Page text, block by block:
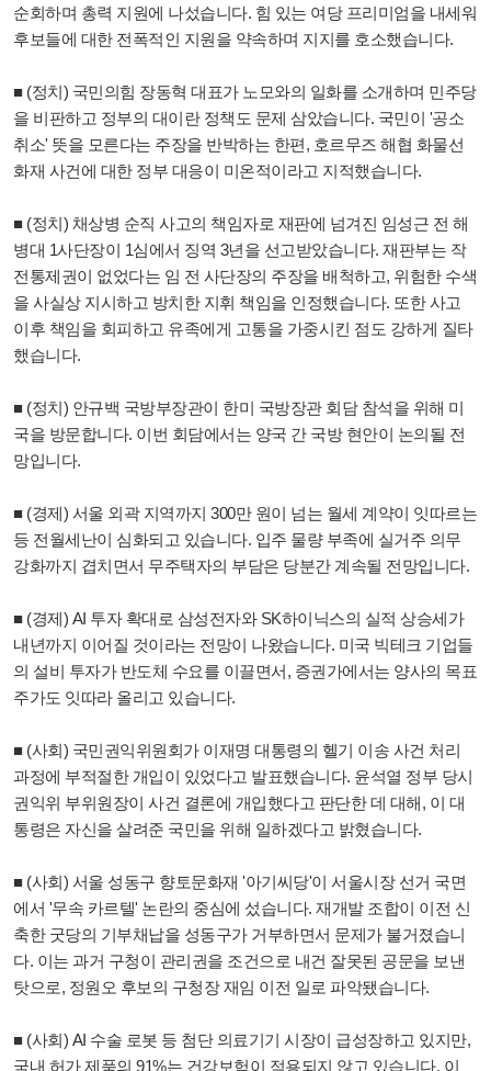
순회하며 총력 지원에 나섰습니다. 힘 있는 여당 프리미엄을 내세워
후보들에 대한 전폭적인 지원을 약속하며 지지를 호소했습니다.
■ (정치) 국민의힘 장동혁 대표가 노모와의 일화를 소개하며 민주당
을 비판하고 정부의 대이란 정책도 문제 삼았습니다. 국민이 '공소
취소' 뜻을 모른다는 주장을 반박하는 한편, 호르무즈 해협 화물선
화재 사건에 대한 정부 대응이 미온적이라고 지적했습니다.
■ (정치) 채상병 순직 사고의 책임자로 재판에 넘겨진 임성근 전 해
병대 1사단장이 1심에서 징역 3년을 선고받았습니다. 재판부는 작
전통제권이 없었다는 임 전 사단장의 주장을 배척하고, 위험한 수색
을 사실상 지시하고 방치한 지휘 책임을 인정했습니다. 또한 사고
이후 책임을 회피하고 유족에게 고통을 가중시킨 점도 강하게 질타
했습니다.
■ (정치) 안규백 국방부장관이 한미 국방장관 회담 참석을 위해 미
국을 방문합니다. 이번 회담에서는 양국 간 국방 현안이 논의될 전
망입니다.
■ (경제) 서울 외곽 지역까지 300만 원이 넘는 월세 계약이 잇따르는
등 전월세난이 심화되고 있습니다. 입주 물량 부족에 실거주 의무
강화까지 겹치면서 무주택자의 부담은 당분간 계속될 전망입니다.
■ (경제) AI 투자 확대로 삼성전자와 SK하이닉스의 실적 상승세가
내년까지 이어질 것이라는 전망이 나왔습니다. 미국 빅테크 기업들
의 설비 투자가 반도체 수요를 이끌면서, 증권가에서는 양사의 목표
주가도 잇따라 올리고 있습니다.
■ (사회) 국민권익위원회가 이재명 대통령의 헬기 이송 사건 처리
과정에 부적절한 개입이 있었다고 발표했습니다. 윤석열 정부 당시
권익위 부위원장이 사건 결론에 개입했다고 판단한 데 대해, 이 대
통령은 자신을 살려준 국민을 위해 일하겠다고 밝혔습니다.
■ (사회) 서울 성동구 향토문화재 '아기씨당'이 서울시장 선거 국면
에서 '무속 카르텔' 논란의 중심에 섰습니다. 재개발 조합이 이전 신
축한 굿당의 기부채납을 성동구가 거부하면서 문제가 불거졌습니
다. 이는 과거 구청이 관리권을 조건으로 내건 잘못된 공문을 보낸
탓으로, 정원오 후보의 구청장 재임 이전 일로 파악됐습니다.
■ (사회) AI 수술 로봇 등 첨단 의료기기 시장이 급성장하고 있지만,
국내 허가 제품의 91%는 건강보험이 적용되지 않고 있습니다. 이